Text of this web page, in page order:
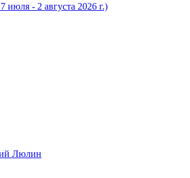
июля - 2 августа 2026 г.)
Люлин